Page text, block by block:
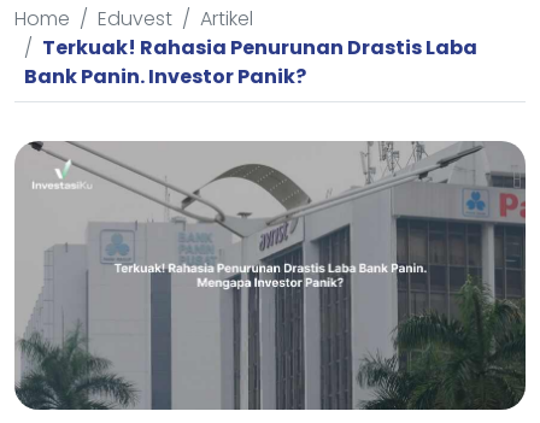
Home Eduvest
Artikel
Terkuak! Rahasia Penurunan Drastis Laba
Bank Panin. Investor Panik?